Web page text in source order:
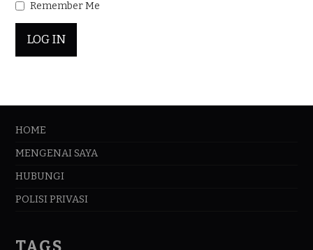
Remember Me
HOME
MENGENAI SAYA
HUBUNGI
POLISI PRIVASI